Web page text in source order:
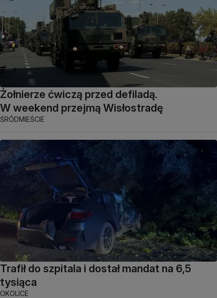
Żołnierze ćwiczą przed defiladą.
W weekend przejmą Wisłostradę
ŚRÓDMIEŚCIE
Trafił do szpitala i dostał mandat na 6,5
tysiąca
OKOLICE